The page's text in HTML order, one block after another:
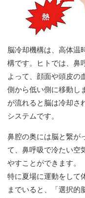
脳冷却機構は、高体温
構です。ヒトでは、鼻
よって、顔面や頭皮の
側から低い側に移動し
が流れると脳は冷却さ
システムです。
鼻腔の奥には脳と繋が
て、鼻呼吸で冷たい空
やすことができます。
特に夏場に運動をして
までいると、「選択的